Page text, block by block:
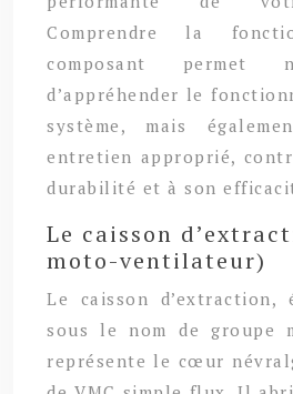
Comprendre la
composant permet
d’appréhender le
système, mais
entretien approprié,
durabilité et à son
Le caisson
moto-ventilateur)
Le caisson d’extraction,
sous le nom de groupe
représente le cœur